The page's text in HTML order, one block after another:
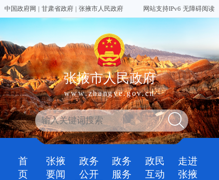
中国政府网 | 甘肃省政府 | 张掖市人民政府 网站支持IPv6 无障碍阅读
张掖市人民政府
www.zhangye.gov.cn
首
页
张掖
要闻
政务
公开
政务
服务
政民
互动
走进
张掖